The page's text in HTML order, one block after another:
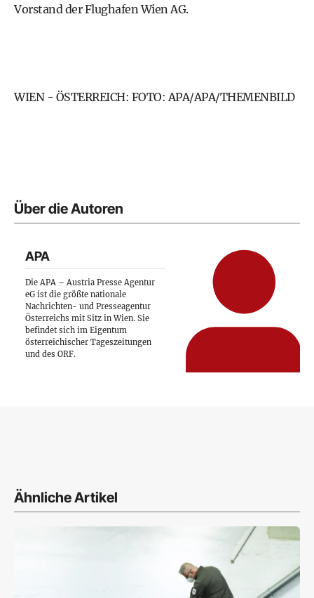
Vorstand der Flughafen Wien AG.
WIEN - ÖSTERREICH: FOTO: APA/APA/THEMENBILD
Über die Autoren
APA
Die APA – Austria Presse Agentur
eG ist die größte nationale
Nachrichten- und Presseagentur
Österreichs mit Sitz in Wien. Sie
befindet sich im Eigentum
österreichischer Tageszeitungen
und des ORF.
Ähnliche Artikel